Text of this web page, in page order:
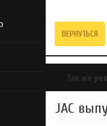
ВЕРНУТЬСЯ
Так же
JAC